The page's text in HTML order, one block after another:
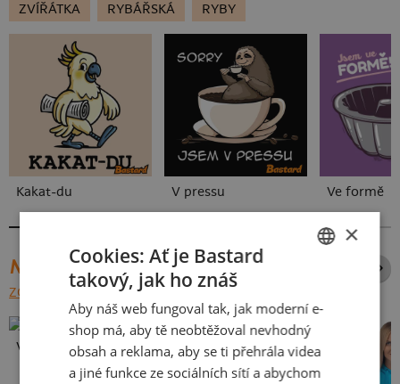
ZVÍŘÁTKA
RYBÁŘSKÁ RYBY
Kakat-du V pressu Ve formě
NEJPRODÁVANĚJŠÍ POTISKY
ZOBRAZIT VŠECHNY
Vlastní potisk
SLOVAK
×
Cookies: Ať je Bastard
takový, jak ho znáš
Aby náš web fungoval tak, jak moderní e-
shop má, aby tě neobtěžoval nevhodný
obsah a reklama, aby se ti přehrála videa
a jiné funkce ze sociálních sítí a abychom